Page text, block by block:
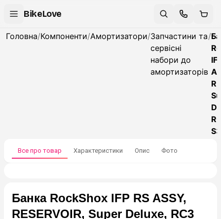
BikeLove
Головна/Компоненти/Амортизатори/Запчастини та
сервісні
набори до
амортизаторів
/
Все про товар Характеристики Опис Фото
Банка RockShox IFP RS ASSY,
RESERVOIR, Super Deluxe, RC3